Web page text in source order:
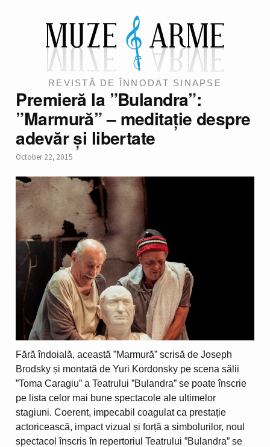
REVISTĂ DE ÎNNODAT SINAPSE
Premieră la ”Bulandra”:
”Marmură” – meditație despre
adevăr și libertate
October 22, 2015
Fără îndoială, această ”Marmură” scrisă de Joseph
Brodsky și montată de Yuri Kordonsky pe scena sălii
”Toma Caragiu” a Teatrului ”Bulandra” se poate înscrie
pe lista celor mai bune spectacole ale ultimelor
stagiuni. Coerent, impecabil coagulat ca prestație
actoricească, impact vizual și forță a simbolurilor, noul
spectacol înscris în repertoriul Teatrului ”Bulandra” se